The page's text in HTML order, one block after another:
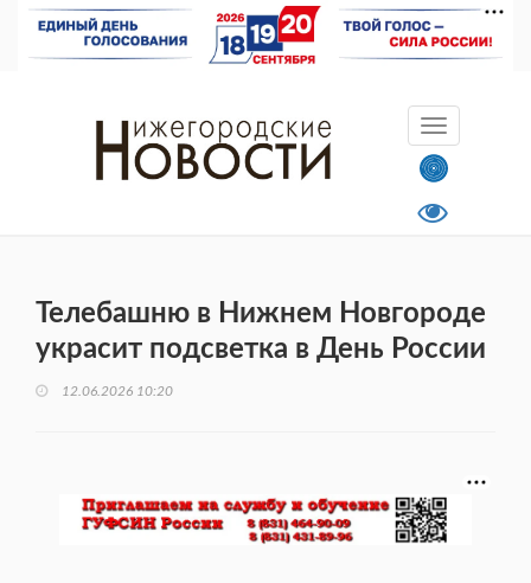
Телебашню в Нижнем Новгороде
украсит подсветка в День России
12.06.2026 10:20